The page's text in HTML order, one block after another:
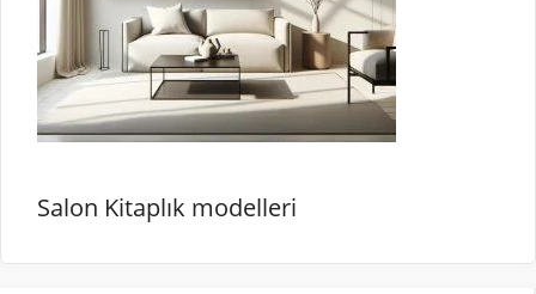
Salon Kitaplık modelleri